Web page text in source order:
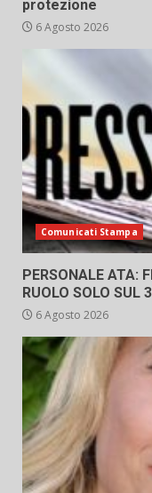
protezione
6 Agosto 2026
Comunicati Stampa
PERSONALE ATA:
RUOLO SOLO SUL
6 Agosto 2026